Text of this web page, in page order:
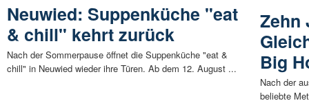
Neuwied: Suppenküche "eat
& chill" kehrt zurück
Nach der Sommerpause öffnet die Suppenküche "eat &
chill" in Neuwied wieder ihre Türen. Ab dem 12. August ...
Zehn
Big
Nach der
beliebte